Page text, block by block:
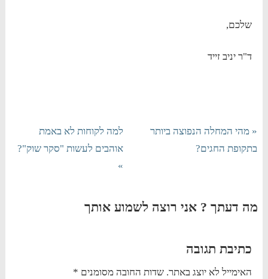
שלכם,
ד"ר יניב זייד
« מהי המחלה הנפוצה ביותר
בתקופת החגים?
למה לקוחות לא באמת
אוהבים לעשות "סקר שוק"?
»
מה דעתך ? אני רוצה לשמוע אותך
כתיבת תגובה
האימייל לא יוצג באתר. שדות החובה מסומנים *